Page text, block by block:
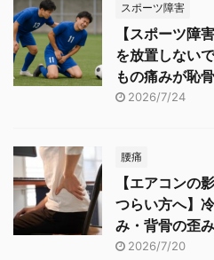
スポーツ障害
【スポーツ障
を放置しない
もの痛みが恥
2026/7/24
腰痛
【エアコンの
つらい方へ】
み・背骨の歪
2026/7/20